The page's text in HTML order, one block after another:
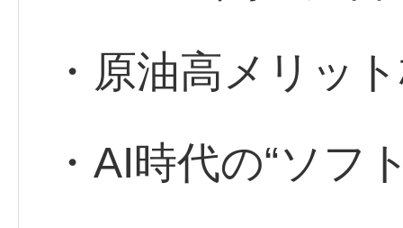
・原油高メリッ
・AI時代の“ソフ